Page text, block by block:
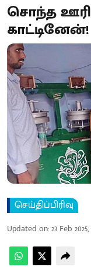
சொந்த
செய்திப்பிரிவு
Updated on:23 Feb 2025,